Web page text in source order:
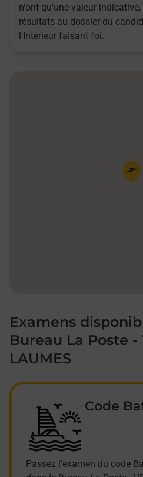
n'ont qu'une valeur
résultats au dossier du
l'Intérieur faisant foi.
Pin de
Examens
Bureau La Poste -
LAUMES
Code
Passez l'examen du code